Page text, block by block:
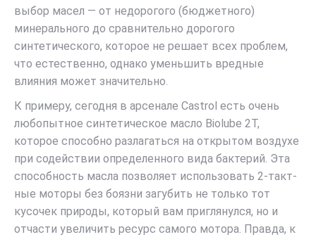
выбор масел — от недорогого (бюджетного)
минерального до сравнительно дорогого
синтетического, которое не решает всех проблем,
что естественно, однако уменьшить вредные
влияния может значительно.
К примеру, сегодня в арсенале Castrol есть очень
любопытное синтетическое масло Biolube 2Т,
которое способно разлагаться на открытом воздухе
при содействии определенного вида бактерий. Эта
способность масла позволяет использовать 2-такт-
ные моторы без боязни загубить не только тот
кусочек природы, который вам приглянулся, но и
отчасти увеличить ресурс самого мотора. Правда, к